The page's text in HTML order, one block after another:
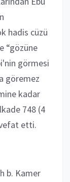
hadis cüzü
“gözüne
görmesi
göremez
kadar
748 (4
etti.
b. Kamer